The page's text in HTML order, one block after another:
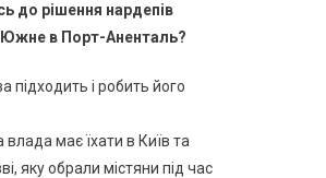
до рішення нардепів
Южне в Порт-Аненталь?
підходить і робить його
влада має їхати в Київ та
яку обрали містяни під час